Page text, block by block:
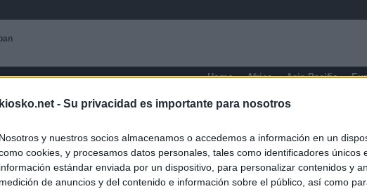
kiosko.net - Su privacidad es importante para nosotros
Nosotros y nuestros socios almacenamos o accedemos a información en un
cookies, y procesamos datos personales, tales como identificadores únicos
información estándar enviada por un dispositivo, para personalizar contenidos y
medición de anuncios y del contenido e información sobre el público, así como
Home Africa Asia-Pacific